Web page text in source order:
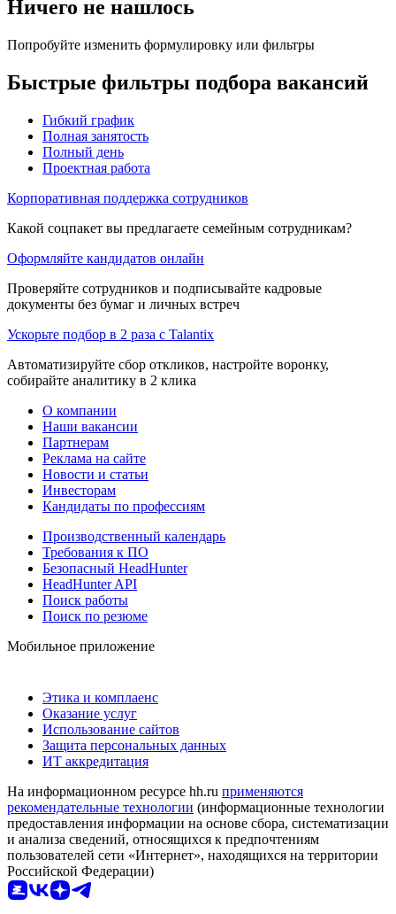
Ничего не нашлось
Попробуйте изменить формулировку или фильтры
Быстрые фильтры подбора вакансий
Гибкий график
Полная занятость
Полный день
Проектная работа
Корпоративная поддержка сотрудников
Какой соцпакет вы предлагаете семейным сотрудникам?
Оформляйте кандидатов онлайн
Проверяйте сотрудников и подписывайте кадровые
документы без бумаг и личных встреч
Ускорьте подбор в 2 раза с Talantix
Автоматизируйте сбор откликов, настройте воронку,
собирайте аналитику в 2 клика
О компании
Наши вакансии
Партнерам
Реклама на сайте
Новости и статьи
Инвесторам
Кандидаты по профессиям
Производственный календарь
Требования к ПО
Безопасный HeadHunter
HeadHunter API
Поиск работы
Поиск по резюме
Мобильное приложение
Этика и комплаенс
Оказание услуг
Использование сайтов
Защита персональных данных
ИТ аккредитация
На информационном ресурсе hh.ru применяются
рекомендательные технологии (информационные технологии
предоставления информации на основе сбора, систематизации
и анализа сведений, относящихся к предпочтениям
пользователей сети «Интернет», находящихся на территории
Российской Федерации)